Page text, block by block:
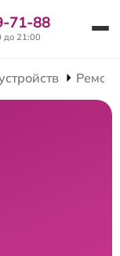
71-88
до 21:00